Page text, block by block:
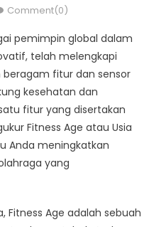
Comment(0)
pemimpin global dalam
telah melengkapi
fitur dan sensor
kesehatan dan
fitur yang disertakan
Fitness Age atau Usia
Anda meningkatkan
yang
Fitness Age adalah sebuah